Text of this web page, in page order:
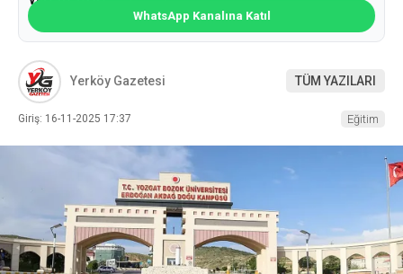
WhatsApp Kanalına Katıl
Yerköy Gazetesi TÜM YAZILARI
Giriş: 16-11-2025 17:37 Eğitim